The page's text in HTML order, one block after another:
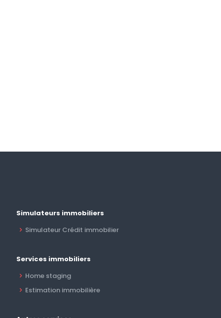
Simulateurs immobiliers
Simulateur Crédit immobilier
Services immobiliers
Home staging
Estimation immobilière